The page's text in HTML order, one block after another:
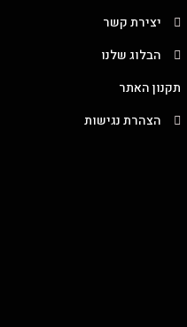
יצירת קשר
הבלוג שלנו
תקנון האתר
הצהרת נגישות